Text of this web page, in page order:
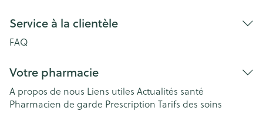
Service à la clientèle
FAQ
Votre pharmacie
A propos de nous Liens utiles Actualités santé
Pharmacien de garde Prescription Tarifs des soins